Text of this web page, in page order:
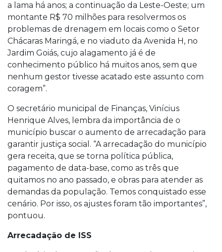
a lama há anos; a continuação da Leste-Oeste; um
montante R$ 70 milhões para resolvermos os
problemas de drenagem em locais como o Setor
Chácaras Maringá, e no viaduto da Avenida H, no
Jardim Goiás, cujo alagamento já é de
conhecimento público há muitos anos, sem que
nenhum gestor tivesse acatado este assunto com
coragem”.
O secretário municipal de Finanças, Vinícius
Henrique Alves, lembra da importância de o
município buscar o aumento de arrecadação para
garantir justiça social. “A arrecadação do município
gera receita, que se torna política pública,
pagamento de data-base, como as três que
quitamos no ano passado, e obras para atender as
demandas da população. Temos conquistado esse
cenário. Por isso, os ajustes foram tão importantes”,
pontuou.
Arrecadação de ISS